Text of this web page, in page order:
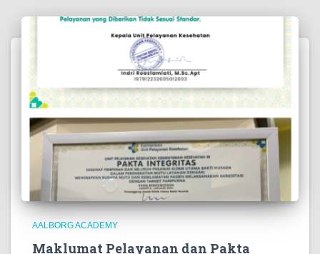
AALBORG ACADEMY
Maklumat Pelayanan dan Pakta